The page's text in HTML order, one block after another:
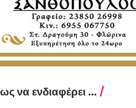
να ενδιαφέρει ...